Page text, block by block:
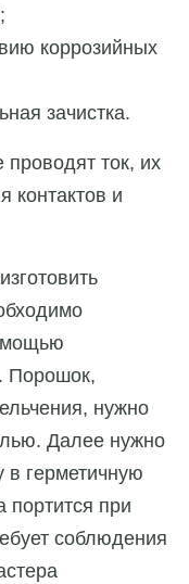
коррозийных
зачистка.
проводят ток, их
контактов и
Порошок,
нужно
Далее нужно
в герметичную
портится при
соблюдения